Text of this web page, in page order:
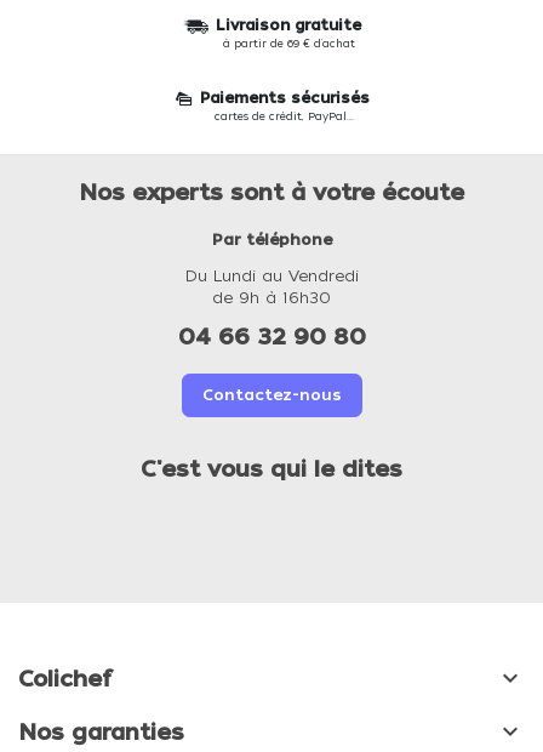
Livraison gratuite
à partir de 69 € d'achat
Paiements sécurisés
cartes de crédit, PayPal...
Nos experts sont à votre écoute
Par téléphone
Du Lundi au Vendredi
de 9h à 16h30
04 66 32 90 80
Contactez-nous
C'est vous qui le dites
Colichef 
Nos garanties 